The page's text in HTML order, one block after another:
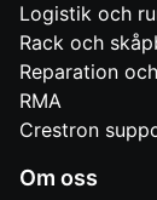
Logistik och
Rack och
Reparation
RMA
Crestron
Om oss